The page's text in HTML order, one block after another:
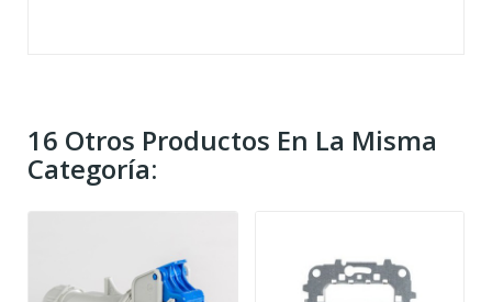
16 Otros Productos En La Misma
Categoría: